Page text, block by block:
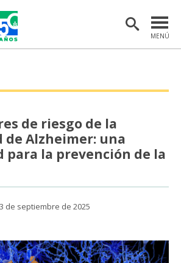
MENÚ
INSTITUTO
INVESTIGACIÓN
Y COMUNICACIONES
DE INTERÉS
ENGLISH
Académicas/os
de riesgo de la
Alzheimer: una
la prevención de la
de septiembre de 2025